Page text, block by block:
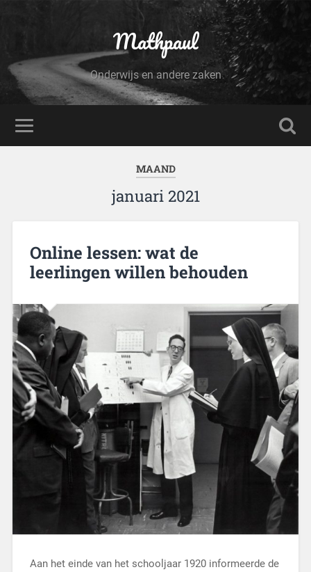
Mathpaul
Onderwijs en andere zaken
MAAND
januari 2021
Online lessen: wat de
leerlingen willen behouden
Aan het einde van het schooljaar 1920 informeerde de